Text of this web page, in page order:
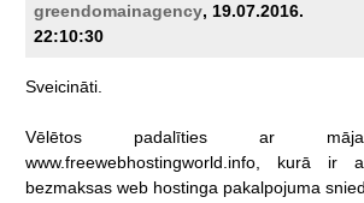
greendomainagency, 19.07.2016.
22:10:30
Sveicināti.
Vēlētos padalīties ar
www.freewebhostingworld.info,
kurā ir
bezmaksas web hostinga pakalpojuma